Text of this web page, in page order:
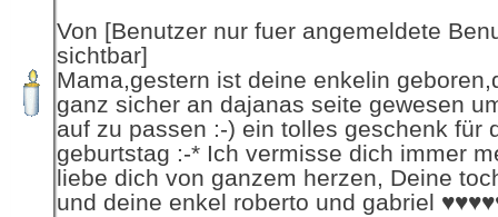
Von [Benutzer nur fuer angemeldete
sichtbar]
Mama,gestern ist deine enkelin
ganz sicher an dajanas seite gewesen
auf zu passen :-) ein tolles geschenk für
geburtstag :-* Ich vermisse dich immer
liebe dich von ganzem herzen, Deine
und deine enkel roberto und gabriel